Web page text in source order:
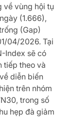
về vùng hội tụ
(1.666),
(Gap)
04/2026. Tại
Index sẽ có
tiếp theo và
diễn biến
trên nhóm
trong số
hẹp đà giảm